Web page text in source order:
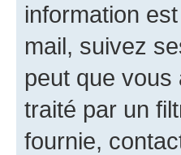
information
mail, suivez
peut que vous
traité par un
fournie,